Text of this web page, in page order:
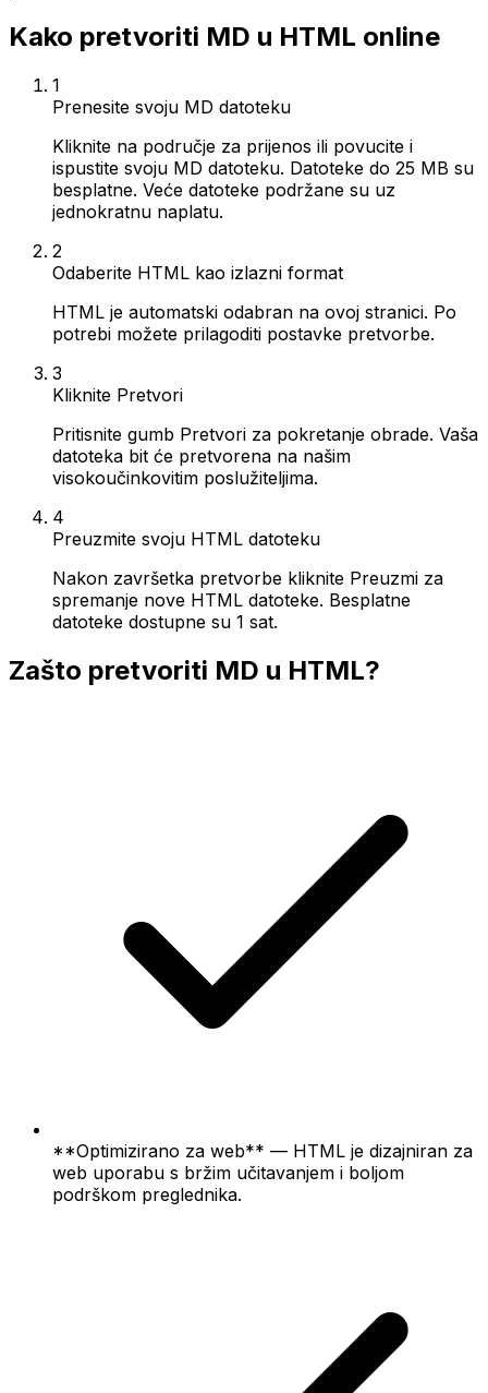
Kako pretvoriti MD u HTML online
1
Prenesite svoju MD datoteku
Kliknite na područje za prijenos ili povucite i
ispustite svoju MD datoteku. Datoteke do 25 MB su
besplatne. Veće datoteke podržane su uz
jednokratnu naplatu.
2
Odaberite HTML kao izlazni format
HTML je automatski odabran na ovoj stranici. Po
potrebi možete prilagoditi postavke pretvorbe.
3
Kliknite Pretvori
Pritisnite gumb Pretvori za pokretanje obrade. Vaša
datoteka bit će pretvorena na našim
visokoučinkovitim poslužiteljima.
4
Preuzmite svoju HTML datoteku
Nakon završetka pretvorbe kliknite Preuzmi za
spremanje nove HTML datoteke. Besplatne
datoteke dostupne su 1 sat.
Zašto pretvoriti MD u HTML?
**Optimizirano za web** — HTML je dizajniran za
web uporabu s bržim učitavanjem i boljom
podrškom preglednika.